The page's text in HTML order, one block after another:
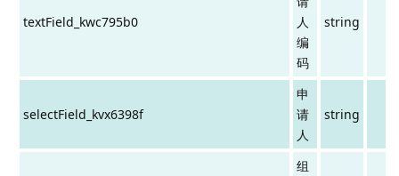
textField_kwc795b0
人
编
码
string
selectField_kvx6398f
申
请
人
string
组